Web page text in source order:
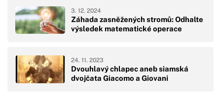
Záhada zasněžených stromů: Odhalte
výsledek matematické operace
3. 12. 2024
Dvouhlavý chlapec aneb siamská
dvojčata Giacomo a Giovani
24. 11. 2023